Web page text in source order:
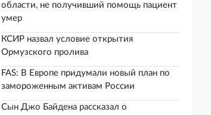
области, не получивший помощь пациент
умер
КСИР назвал условие открытия
Ормузского пролива
FAS: В Европе придумали новый план по
замороженным активам России
Сын Джо Байдена рассказал о